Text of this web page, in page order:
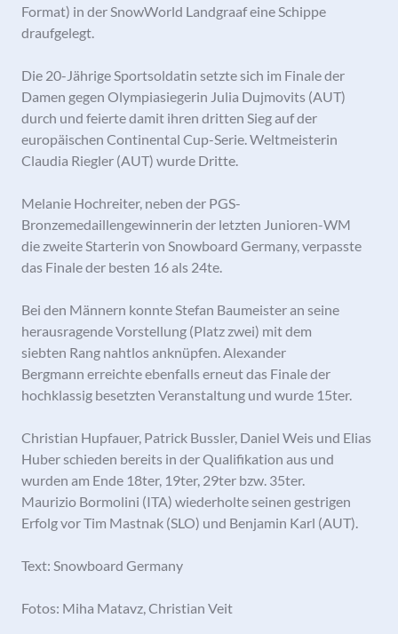
Format) in der SnowWorld Landgraaf eine Schippe
draufgelegt.
Die 20-Jährige Sportsoldatin setzte sich im Finale der
Damen gegen Olympiasiegerin Julia Dujmovits (AUT)
durch und feierte damit ihren dritten Sieg auf der
europäischen Continental Cup-Serie. Weltmeisterin
Claudia Riegler (AUT) wurde Dritte.
Melanie Hochreiter, neben der PGS-
Bronzemedaillengewinnerin der letzten Junioren-WM
die zweite Starterin von Snowboard Germany, verpasste
das Finale der besten 16 als 24te.
Bei den Männern konnte Stefan Baumeister an seine
herausragende Vorstellung (Platz zwei) mit dem
siebten Rang nahtlos anknüpfen. Alexander
Bergmann erreichte ebenfalls erneut das Finale der
hochklassig besetzten Veranstaltung und wurde 15ter.
Christian Hupfauer, Patrick Bussler, Daniel Weis und Elias
Huber schieden bereits in der Qualifikation aus und
wurden am Ende 18ter, 19ter, 29ter bzw. 35ter.
Maurizio Bormolini (ITA) wiederholte seinen gestrigen
Erfolg vor Tim Mastnak (SLO) und Benjamin Karl (AUT).
Text: Snowboard Germany
Fotos: Miha Matavz, Christian Veit